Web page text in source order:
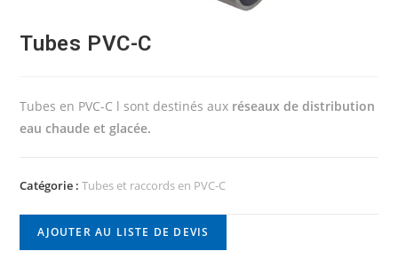
Tubes PVC-C
Tubes en PVC-C l sont destinés aux réseaux de distribution
eau chaude et glacée.
Catégorie :Tubes et raccords en PVC-C
AJOUTER AU LISTE DE DEVIS